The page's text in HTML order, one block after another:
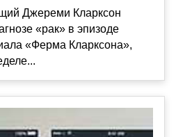
Джереми Кларксон
«рак» в эпизоде
«Ферма Кларксона»,